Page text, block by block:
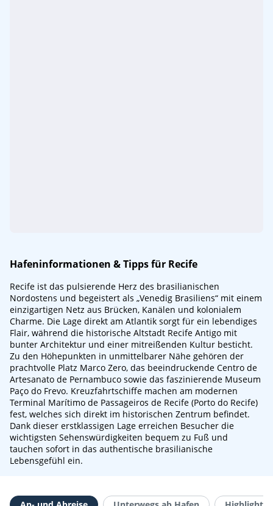
Hafeninformationen & Tipps für Recife
Recife ist das pulsierende Herz des brasilianischen
Nordostens und begeistert als „Venedig Brasiliens“ mit einem
einzigartigen Netz aus Brücken, Kanälen und kolonialem
Charme. Die Lage direkt am Atlantik sorgt für ein lebendiges
Flair, während die historische Altstadt Recife Antigo mit
bunter Architektur und einer mitreißenden Kultur besticht.
Zu den Höhepunkten in unmittelbarer Nähe gehören der
prachtvolle Platz Marco Zero, das beeindruckende Centro de
Artesanato de Pernambuco sowie das faszinierende Museum
Paço do Frevo. Kreuzfahrtschiffe machen am modernen
Terminal Marítimo de Passageiros de Recife (Porto do Recife)
fest, welches sich direkt im historischen Zentrum befindet.
Dank dieser erstklassigen Lage erreichen Besucher die
wichtigsten Sehenswürdigkeiten bequem zu Fuß und
tauchen sofort in das authentische brasilianische
Lebensgefühl ein.